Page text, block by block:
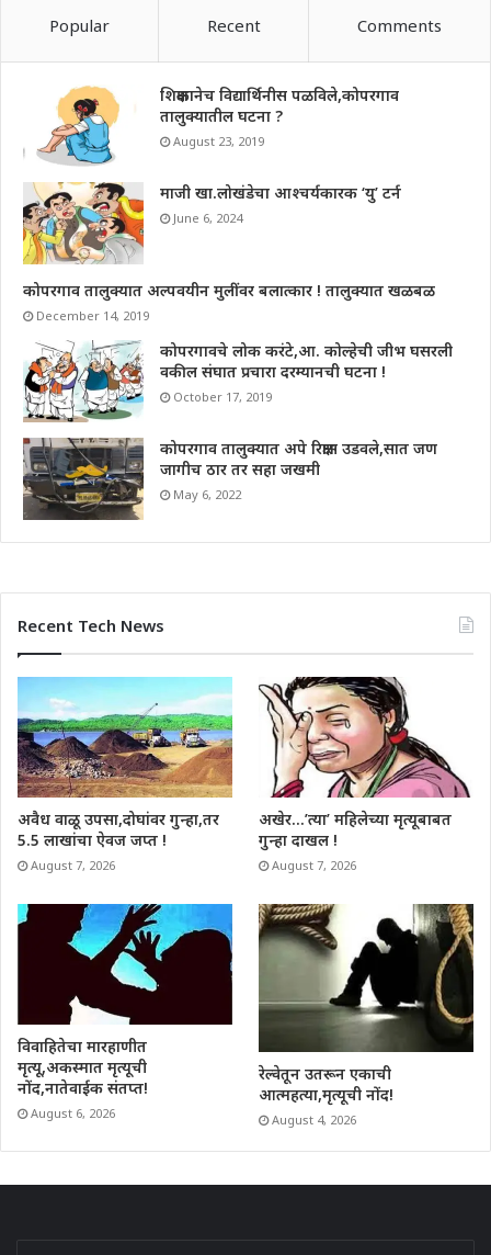
Popular Recent Comments
शिक्षकानेच विद्यार्थिनीस पळविले,कोपरगाव
तालुक्यातील घटना ?
August 23, 2019
माजी खा.लोखंडेचा आश्चर्यकारक ‘यु’ टर्न
June 6, 2024
कोपरगाव तालुक्यात अल्पवयीन मुलींवर बलात्कार ! तालुक्यात खळबळ
December 14, 2019
कोपरगावचे लोक करंटे,आ. कोल्हेची जीभ घसरली
वकील संघात प्रचारा दरम्यानची घटना !
October 17, 2019
कोपरगाव तालुक्यात अपे रिक्षास उडवले,सात जण
जागीच ठार तर सहा जखमी
May 6, 2022
Recent Tech News
अवैध वाळू उपसा,दोघांवर गुन्हा,तर
5.5 लाखांचा ऐवज जप्त !
August 7, 2026
अखेर…’त्या’ महिलेच्या मृत्यूबाबत
गुन्हा दाखल !
August 7, 2026
विवाहितेचा मारहाणीत
मृत्यू,अकस्मात मृत्यूची
नोंद,नातेवाईक संतप्त!
August 6, 2026
रेल्वेतून उतरून एकाची
आत्महत्या,मृत्यूची नोंद!
August 4, 2026